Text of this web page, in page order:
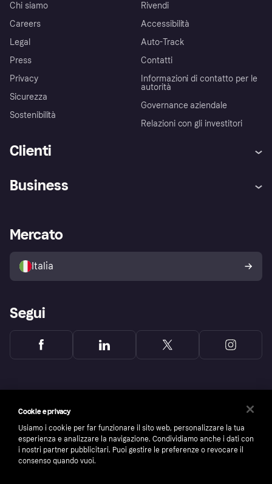
Chi siamo
Careers
Legal
Press
Privacy
Sicurezza
Sostenibilità
Rivendi
Accessibilità
Auto-Track
Contatti
Informazioni di contatto per le
autorità
Governance aziendale
Relazioni con gli investitori
Clienti
Assistenza
Esplora i negozi
Politica di protezione
dell'acquirente Klarna
Business
Accesso aziende
Mercato
Italia
Segui
Cookie e privacy
Usiamo i cookie per far funzionare il sito web, personalizzare la tua
esperienza e analizzare la navigazione. Condividiamo anche i dati con
i nostri partner pubblicitari. Puoi gestire le preferenze o revocare il
consenso quando vuoi.